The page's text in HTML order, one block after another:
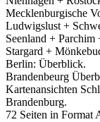
Mecklenburgische
Ludwigslust +
Seenland +
Stargard +
Berlin: Überblick.
Brandenbeurg
Kartenansichten
Brandenburg.
72 Seiten in Format